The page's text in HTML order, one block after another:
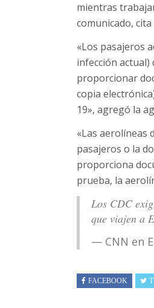
mientras
comunicado, cita
«Los pasajeros
infección actual)
proporcionar
copia
19», agregó la
«Las aerolíneas
pasajeros o la
proporciona
prueba, la
Los CDC
que viajen a
— CNN en
FACEBOOK